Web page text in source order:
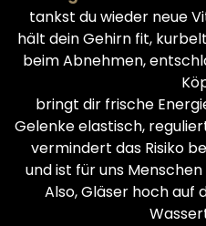
tankst du wieder neue
hält dein Gehirn fit,
beim Abnehmen,
bringt dir frische
Gelenke elastisch,
vermindert das Risiko
und ist für uns
Also, Gläser hoch auf